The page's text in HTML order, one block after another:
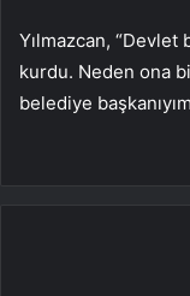
Yılmazcan, “Devlet
kurdu. Neden ona
belediye